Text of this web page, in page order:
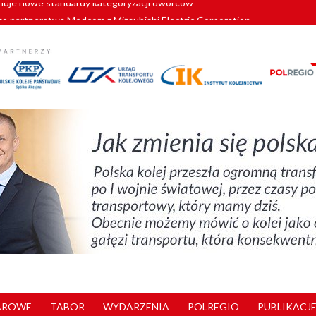
znów szuka dostawcy nowych EZT
kolejowych w północnej Wielkopolsce. Łatwiejsze dojazdy do pracy i
nowe standardy kategoryzacji dworców
TABOR WYDARZENIA POLREGIO